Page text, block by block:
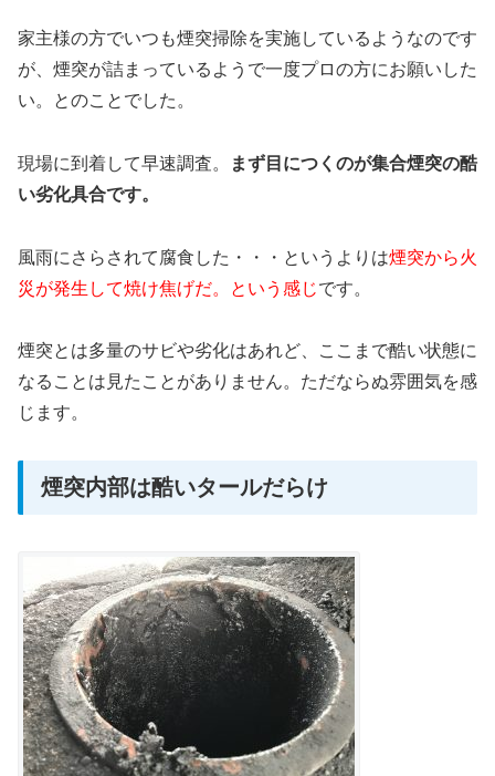
家主様の方でいつも煙突掃除を実施しているようなのです
が、煙突が詰まっているようで一度プロの方にお願いした
い。とのことでした。
現場に到着して早速調査。
まず目につくのが集合煙突の酷
い劣化具合です。
風雨にさらされて腐食した・・・というよりは煙突から火
災が発生して焼け焦げだ。という感じです。
煙突とは多量のサビや劣化はあれど、ここまで酷い状態に
なることは見たことがありません。ただならぬ雰囲気を感
じます。
煙突内部は酷いタールだらけ